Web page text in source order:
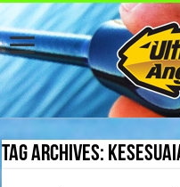
Tag Archives: